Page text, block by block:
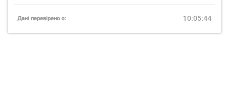
Дані перевірено о: 10:05:44